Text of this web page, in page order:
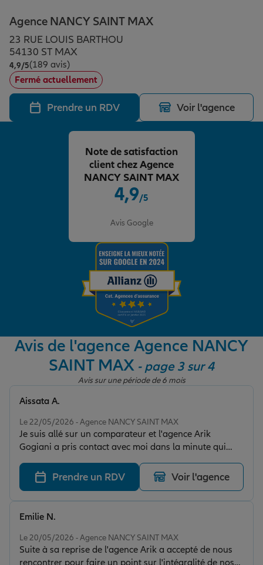
Assurance animal de compagnie
Protection juridique
Plan épargne retraite
Assurance vie
Placements financiers
Investissements immobiliers
Vos projets
Partir en vacances
Déménager
Changer de voiture
Conseil assurance
Assurance auto
Assurance habitation
Garantie des accidents de la vie
Assurance scolaire
Protection juridique
Retraite
Tous nos devis d'assurance
Agence NANCY SAINT MAX
23 RUE LOUIS BARTHOU
54130 ST MAX
4,9/5Note de 4.9 sur 5
(189 avis)
Fermé actuellement
Prendre un RDV Voir l'agence
4,9/5
Avis Google
Note de satisfaction
client chez Agence
NANCY SAINT MAX
Avis de l'agence Agence NANCY
SAINT MAX - page 3 sur 4
Avis sur une période de 6 mois
Le 22/05/2026 - Agence NANCY SAINT MAX
Je suis allé sur un comparateur et l'agence Arik
Gogiani a pris contact avec moi dans la minute qui
suit, j'ai souscrit 4 contrats, habitation, scolaires et
garanties des accidents de la vie, merci à cette agence
pour la réactivitée, je vous recommande vivement
Aissata A.
Prendre un RDV Voir l'agence
Le 20/05/2026 - Agence NANCY SAINT MAX
Suite à sa reprise de l'agence Arik a accepté de nous
Emilie N.